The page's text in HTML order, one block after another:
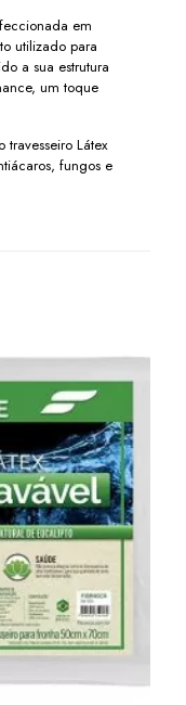
em
utilizado para
a sua estrutura
um toque
Látex
fungos e